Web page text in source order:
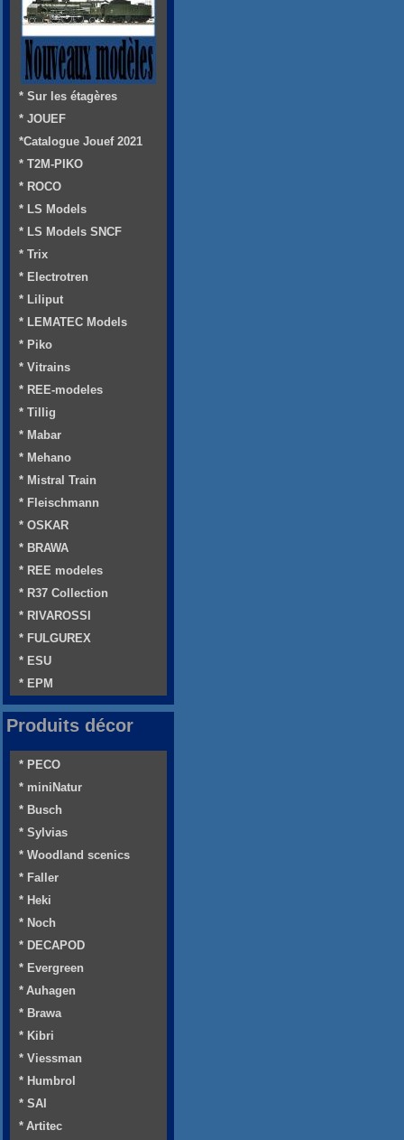
* Sur les étagères
* JOUEF
*Catalogue Jouef 2021
* T2M-PIKO
* ROCO
* LS Models
* LS Models SNCF
* Trix
* Electrotren
* Liliput
* LEMATEC Models
* Piko
* Vitrains
* REE-modeles
* Tillig
* Mabar
* Mehano
* Mistral Train
* Fleischmann
* OSKAR
* BRAWA
* REE modeles
* R37 Collection
* RIVAROSSI
* FULGUREX
* ESU
* EPM
Produits décor
* PECO
* miniNatur
* Busch
* Sylvias
* Woodland scenics
* Faller
* Heki
* Noch
* DECAPOD
* Evergreen
* Auhagen
* Brawa
* Kibri
* Viessman
* Humbrol
* SAI
* Artitec